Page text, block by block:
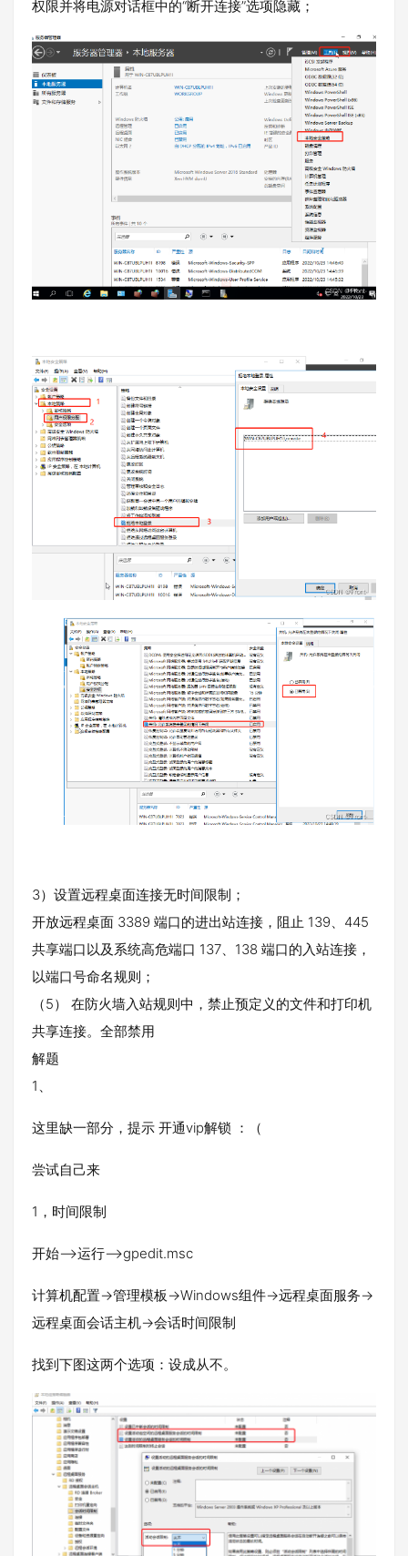
权限并将电源对话框中的“断开连接”选项隐藏；
3）设置远程桌面连接无时间限制；
开放远程桌面 3389 端口的进出站连接，阻止 139、445
共享端口以及系统高危端口 137、138 端口的入站连接，
以端口号命名规则；
（5） 在防火墙入站规则中，禁止预定义的文件和打印机
共享连接。全部禁用
解题
1、
这里缺一部分，提示 开通vip解锁 ：（
尝试自己来
1，时间限制
开始-->运行-->gpedit.msc
计算机配置->管理模板->Windows组件->远程桌面服务->
远程桌面会话主机->会话时间限制
找到下图这两个选项：设成从不。